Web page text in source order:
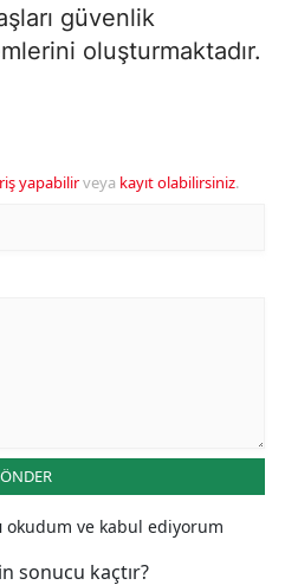
güvenlik
oluşturmaktadır.
yapabilirveya kayıt olabilirsiniz.
okudum ve kabul ediyorum
sonucu kaçtır?